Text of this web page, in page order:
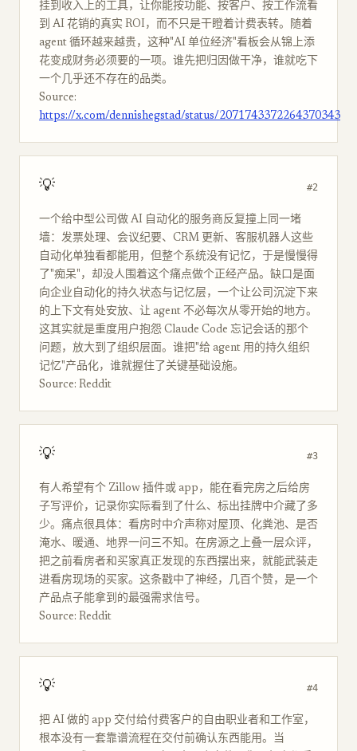
挂到收入上的工具，让你能按功能、按客户、按工作流看
到 AI 花销的真实 ROI，而不只是干瞪着计费表转。随着
agent 循环越来越贵，这种"AI 单位经济"看板会从锦上添
花变成财务必须要的一项。谁先把归因做干净，谁就吃下
一个几乎还不存在的品类。
Source:
https://x.com/dennishegstad/status/2071743372264370343
💡 #2
一个给中型公司做 AI 自动化的服务商反复撞上同一堵
墙：发票处理、会议纪要、CRM 更新、客服机器人这些
自动化单独看都能用，但整个系统没有记忆，于是慢慢得
了"痴呆"，却没人围着这个痛点做个正经产品。缺口是面
向企业自动化的持久状态与记忆层，一个让公司沉淀下来
的上下文有处安放、让 agent 不必每次从零开始的地方。
这其实就是重度用户抱怨 Claude Code 忘记会话的那个
问题，放大到了组织层面。谁把"给 agent 用的持久组织
记忆"产品化，谁就握住了关键基础设施。
Source: Reddit
💡 #3
有人希望有个 Zillow 插件或 app，能在看完房之后给房
子写评价，记录你实际看到了什么、标出挂牌中介藏了多
少。痛点很具体：看房时中介声称对屋顶、化粪池、是否
淹水、暖通、地界一问三不知。在房源之上叠一层众评，
把之前看房者和买家真正发现的东西摆出来，就能武装走
进看房现场的买家。这条戳中了神经，几百个赞，是一个
产品点子能拿到的最强需求信号。
Source: Reddit
💡 #4
把 AI 做的 app 交付给付费客户的自由职业者和工作室，
根本没有一套靠谱流程在交付前确认东西能用。当